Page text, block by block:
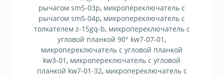
рычагом sm5-03p, микропереключатель с
рычагом sm5-04p, микропереключатель с
толкателем z-15gq-b, микропереключатель с
угловой планкой 90° kw7-07-01,
микропереключатель с угловой планкой
kw3-01, микропереключатель с угловой
планкой kw7-01-32, микропереключатель с